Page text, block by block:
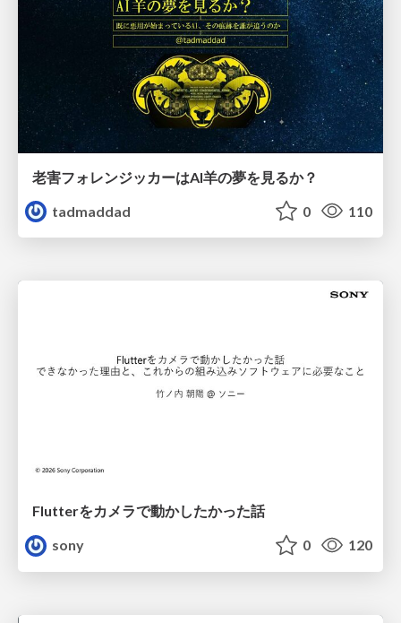
老害フォレンジッカーはAI羊の夢を見るか？
tadmaddad
0 110
Flutterをカメラで動かしたかった話
sony
0 120